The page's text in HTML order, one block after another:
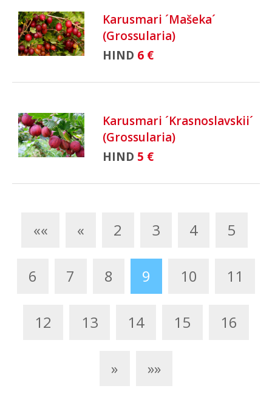
Karusmari ´Mašeka´
(Grossularia)
HIND 6 €
Karusmari ´Krasnoslavskii´
(Grossularia)
HIND 5 €
«« « 2 3 4 5
6 7 8 9 10 11
12 13 14 15 16
» »»